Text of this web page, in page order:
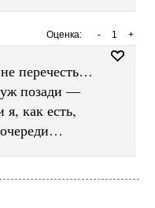
Оценка: +
1
-
перечесть…
позади —
как есть,